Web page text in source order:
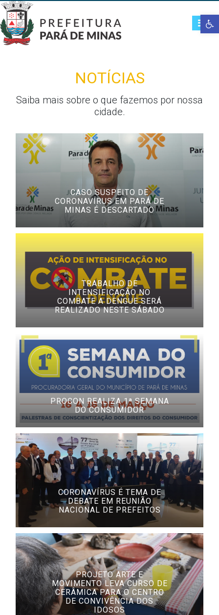
NOTÍCIAS
Saiba mais sobre o que fazemos por nossa
cidade.
CASO SUSPEITO DE
CORONAVÍRUS EM PARÁ DE
MINAS É DESCARTADO
TRABALHO DE
INTENSIFICAÇÃO NO
COMBATE A DENGUE SERÁ
REALIZADO NESTE SÁBADO
PROCON REALIZA 1ª SEMANA
DO CONSUMIDOR
CORONAVÍRUS É TEMA DE
DEBATE EM REUNIÃO
NACIONAL DE PREFEITOS
PROJETO ARTE E
MOVIMENTO LEVA CURSO DE
CERÂMICA PARA O CENTRO
DE CONVIVÊNCIA DOS
IDOSOS